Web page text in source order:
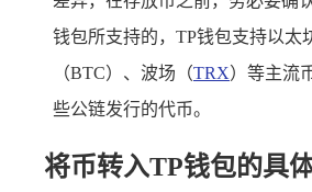
钱包所支持的，TP钱包支持以太
（BTC）、波场（TRX）等主流
些公链发行的代币。
将币转入TP钱包的具